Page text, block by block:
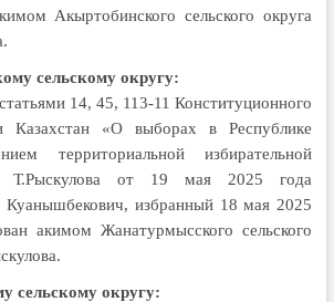
Акыртобинского сельского округа
сельскому округу:
14, 45, 113-11 Конституционного
Казахстан «О выборах в Республике
территориальной избирательной
Т.Рыскулова от 19 мая 2025 года
Куанышбекович, избранный 18 мая 2025
акимом Жанатурмысского сельского
сельскому округу: